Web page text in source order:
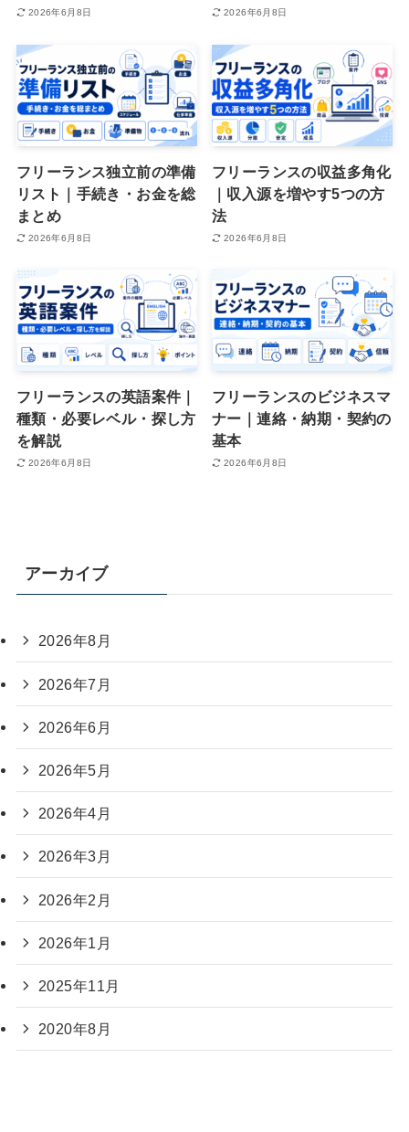
2026年6月8日 2026年6月8日
フリーランス独立前の準備
リスト｜手続き・お金を総
まとめ
2026年6月8日
フリーランスの収益多角化
｜収入源を増やす5つの方
法
2026年6月8日
フリーランスの英語案件｜
種類・必要レベル・探し方
を解説
2026年6月8日
フリーランスのビジネスマ
ナー｜連絡・納期・契約の
基本
2026年6月8日
アーカイブ
2026年8月
2026年7月
2026年6月
2026年5月
2026年4月
2026年3月
2026年2月
2026年1月
2025年11月
2020年8月